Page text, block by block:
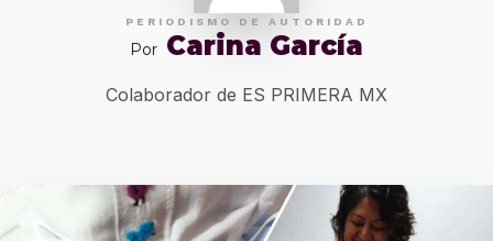
PERIODISMO DE AUTORIDAD
Por Carina García
Colaborador de ES PRIMERA MX